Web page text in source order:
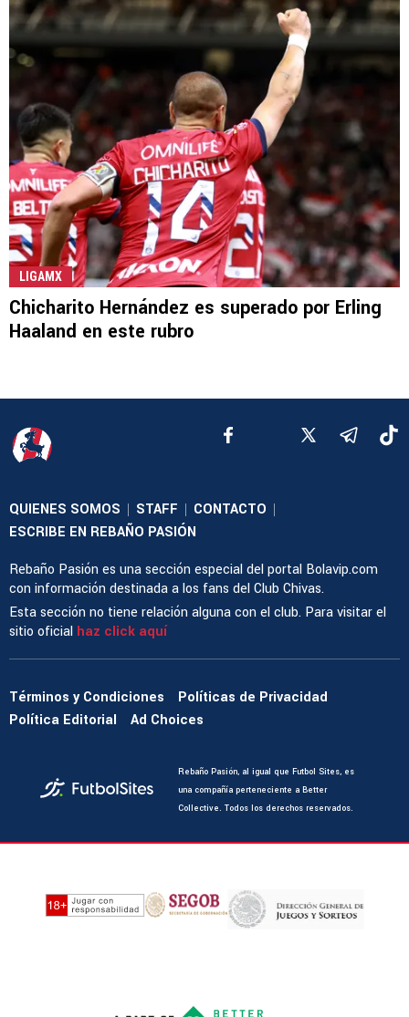
LIGAMX
Chicharito Hernández es superado por Erling
Haaland en este rubro
QUIENES SOMOS | STAFF | CONTACTO |
ESCRIBE EN REBAÑO PASIÓN
Rebaño Pasión es una sección especial del portal Bolavip.com
con información destinada a los fans del Club Chivas.
Esta sección no tiene relación alguna con el club. Para visitar el
sitio oficial haz click aquí
Términos y Condiciones
Políticas de Privacidad
Política Editorial
Ad Choices
Rebaño Pasión, al igual que Futbol Sites, es
una compañía perteneciente a Better
Collective. Todos los derechos reservados.